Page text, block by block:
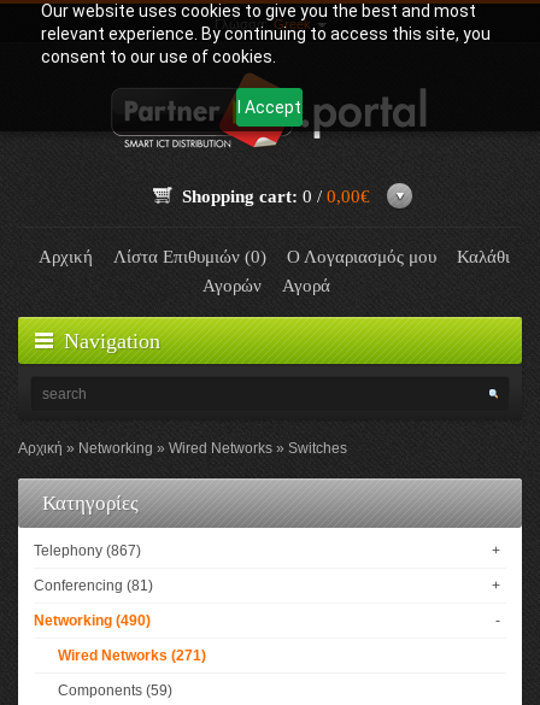
Our website uses cookies to give you the best and most
relevant experience. By continuing to access this site, you
consent to our use of cookies.
I Accept
Γλώσσα:Greek
Shopping cart: 0 / 0,00€
Αρχική Λίστα Επιθυμιών (0) Ο Λογαριασμός μου
Καλάθι
Αγορών
Αγορά
Navigation
Αρχική Networking Wired Networks Switches
Κατηγορίες
Telephony (867) +
Conferencing (81) +
Networking (490) -
Wired Networks (271)
Components (59)